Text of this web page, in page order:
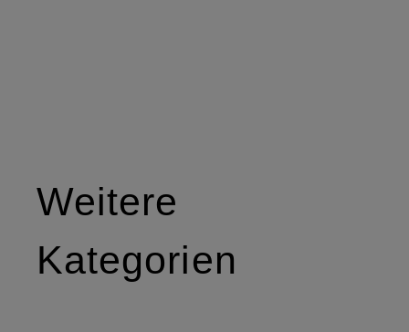
Weitere
Kategorien